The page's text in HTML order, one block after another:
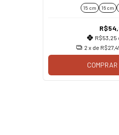
15 cm 16 cm
R$53,25
2 x de
COMPRAR